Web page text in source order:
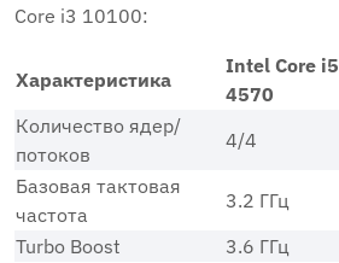
Core i3 10100:
Характеристика
Intel Core i5
4570
Количество ядер/
потоков
4/4
Базовая тактовая
частота
3.2 ГГц
Turbo Boost
3.6 ГГц